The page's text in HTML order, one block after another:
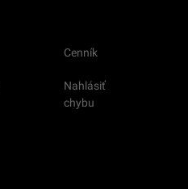
Cenník
Nahlásiť
chybu